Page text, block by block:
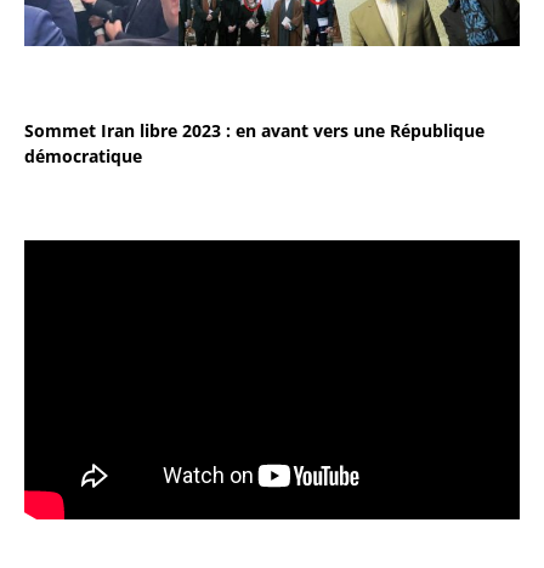
Sommet Iran libre 2023 : en avant vers une République
démocratique